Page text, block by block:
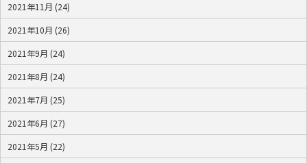
2021年11月 (24)
2021年10月 (26)
2021年9月 (24)
2021年8月 (24)
2021年7月 (25)
2021年6月 (27)
2021年5月 (22)